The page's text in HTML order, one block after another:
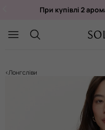
При купівлі 2
Лонгсліви